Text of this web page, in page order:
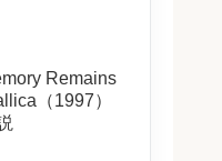
Remains
（1997）